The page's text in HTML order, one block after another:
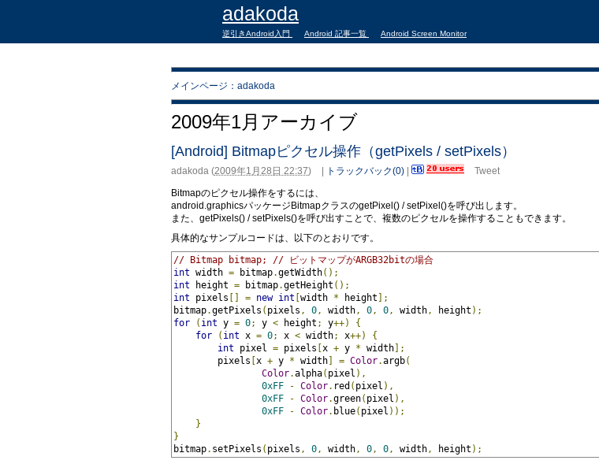
adakoda
逆引きAndroid入門 Android 記事一覧 Android Screen Monitor
メインページ：adakoda
2009年1月アーカイブ
[Android] Bitmapピクセル操作（getPixels / setPixels）
adakoda (2009年1月28日 22:37) トラックバック(0)
Tweet
Bitmapのピクセル操作をするには、
android.graphicsパッケージBitmapクラスのgetPixel() / setPixel()を呼び出します。
また、getPixels() / setPixels()を呼び出すことで、複数のピクセルを操作することもできます。
具体的なサンプルコードは、以下のとおりです。
// Bitmap bitmap; // ビットマップがARGB32bitの場合
int width = bitmap.getWidth();
int height = bitmap.getHeight ();
int pixels [] = new int [width * height ];
bitmap.getPixels ( pixels , 0 , width , 0 , 0 , width , height );
for
( int y = 0; y < height ; y++)
{
for
( int x = 0; x < width; x++)
{
int pixel = pixels [x + y * width];
pixels [x + y * width] = Color.argb(
Color.alpha( pixel ),
0xFF
- Color. red ( pixel ),
0xFF
- Color.green( pixel ),
0xFF
- Color. blue( pixel ));
}
}
bitmap. setPixels ( pixels , 0 , width , 0 , 0 , width , height );